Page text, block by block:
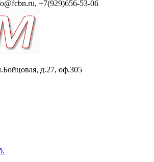
+7(929)656-53-06
д.27, оф.305